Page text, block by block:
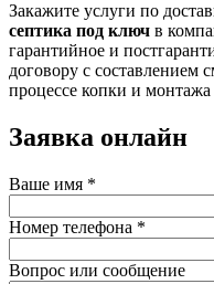
Закажите услуги по
септика под ключ в
гарантийное и
договору с составлением
процессе копки и монтажа
Заявка онлайн
Ваше имя *
Номер телефона *
Вопрос или сообщение